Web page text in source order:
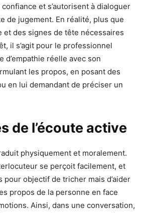
et s’autorisent à dialoguer
de jugement. En réalité, plus que
et des signes de tête nécessaires
il s’agit pour le professionnel
d’empathie réelle avec son
les propos, en posant des
en lui demandant de préciser un
de l’écoute active
physiquement et moralement.
se perçoit facilement, et
pour objectif de tricher mais d’aider
propos de la personne en face
. Ainsi, dans une conversation,